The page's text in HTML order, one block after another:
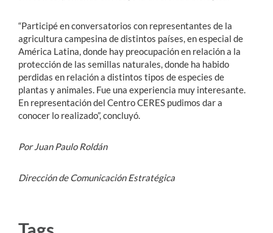
“Participé en conversatorios con representantes de la
agricultura campesina de distintos países, en especial de
América Latina, donde hay preocupación en relación a la
protección de las semillas naturales, donde ha habido
perdidas en relación a distintos tipos de especies de
plantas y animales. Fue una experiencia muy interesante.
En representación del Centro CERES pudimos dar a
conocer lo realizado”, concluyó.
Por Juan Paulo Roldán
Dirección de Comunicación Estratégica